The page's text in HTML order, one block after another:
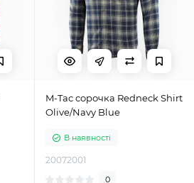
M-Tac сорочка Redneck Shirt
Olive/Navy Blue
В наявності
20072001
0